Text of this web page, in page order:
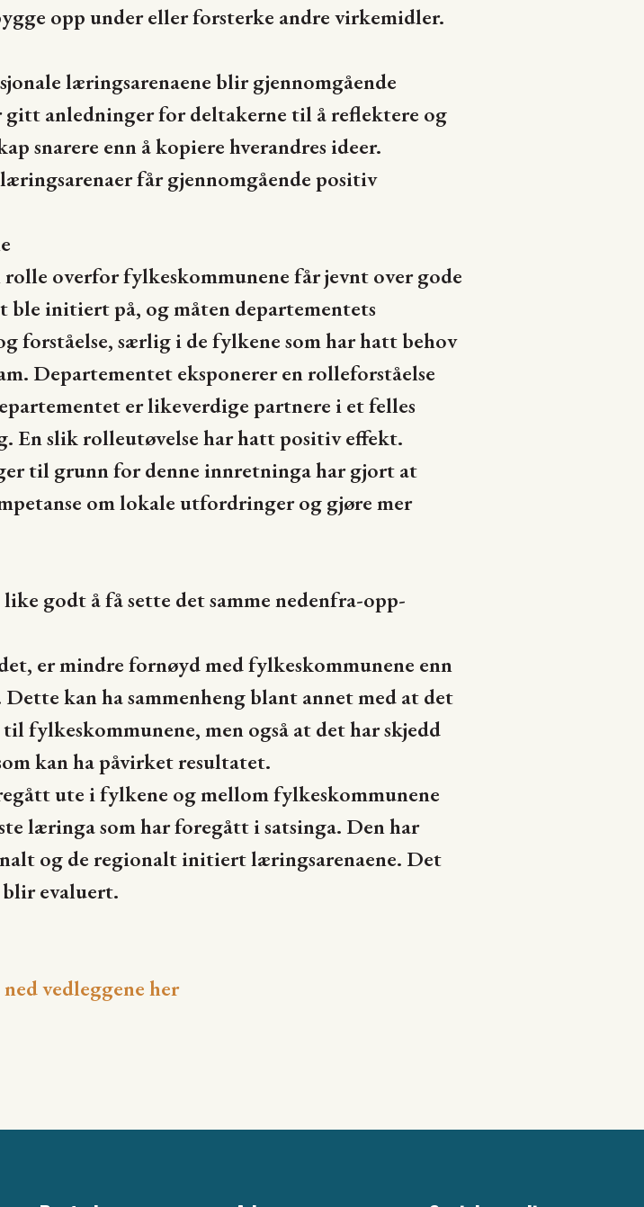
opp under eller forsterke andre virkemidler.
læringsarenaene blir gjennomgående
gitt anledninger for deltakerne til å reflektere og
snarere enn å kopiere hverandres ideer.
får gjennomgående positiv
overfor fylkeskommunene får jevnt over gode
ble initiert på, og måten departementets
forståelse, særlig i de fylkene som har hatt behov
Departementet eksponerer en rolleforståelse
er likeverdige partnere i et felles
En slik rolleutøvelse har hatt positiv effekt.
til grunn for denne innretninga har gjort at
om lokale utfordringer og gjøre mer
godt å få sette det samme nedenfra-opp-
er mindre fornøyd med fylkeskommunene enn
kan ha sammenheng blant annet med at det
fylkeskommunene, men også at det har skjedd
kan ha påvirket resultatet.
ute i fylkene og mellom fylkeskommunene
læringa som har foregått i satsinga. Den har
og de regionalt initiert læringsarenaene. Det
blir evaluert.
vedleggene her